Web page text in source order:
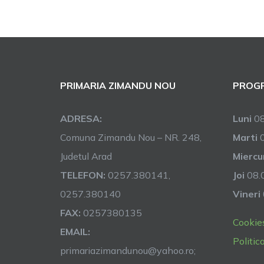
PRIMARIA ZIMANDU NOU
ADRESA:
Comuna Zimandu Nou – NR. 248,
Judetul Arad
TELEFON: 0257.380141,
0257.380140
FAX: 0257380135
EMAIL:
primariazimandunou@yahoo.ro;
Luni
Marti
Joi
Vineri